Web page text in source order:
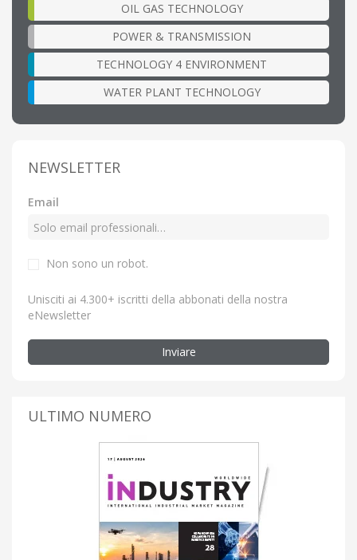
OIL GAS TECHNOLOGY
POWER & TRANSMISSION
TECHNOLOGY 4 ENVIRONMENT
WATER PLANT TECHNOLOGY
NEWSLETTER
Email
Non sono un robot.
Unisciti ai 4.300+ iscritti della abbonati della nostra
eNewsletter
Inviare
ULTIMO NUMERO